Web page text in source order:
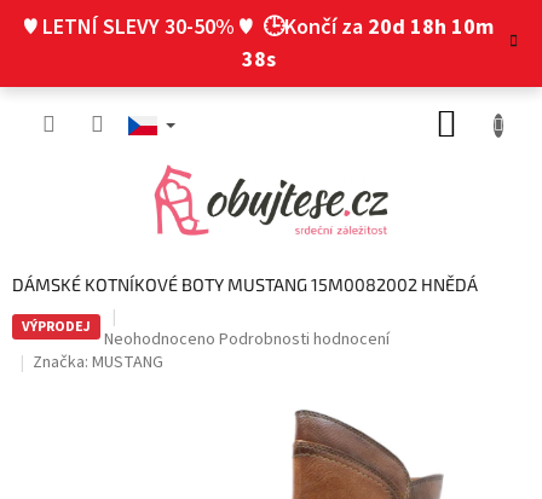
♥ LETNÍ SLEVY 30-50% ♥ 🕒Končí za 20d 18h 10m
37s
DÁMSKÉ KOTNÍKOVÉ BOTY MUSTANG 15M0082002 HNĚDÁ
VÝPRODEJ
Průměrné
hodnocení
Neohodnoceno Podrobnosti hodnocení
Značka: MUSTANG